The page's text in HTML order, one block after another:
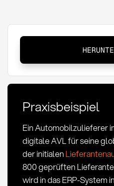
Vendor
List
(AVL):
und
Anwendung
im
Einkauf
Praxisbeispiel
Ein Automobilzulieferer
digitale AVL für seine
der initialen
800 geprüften
wird in das ERP-